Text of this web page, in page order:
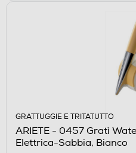
GRATTUGGIE E TRITATUTTO
ARIETE - 0457 Gratì
Elettrica-Sabbia, Bianco